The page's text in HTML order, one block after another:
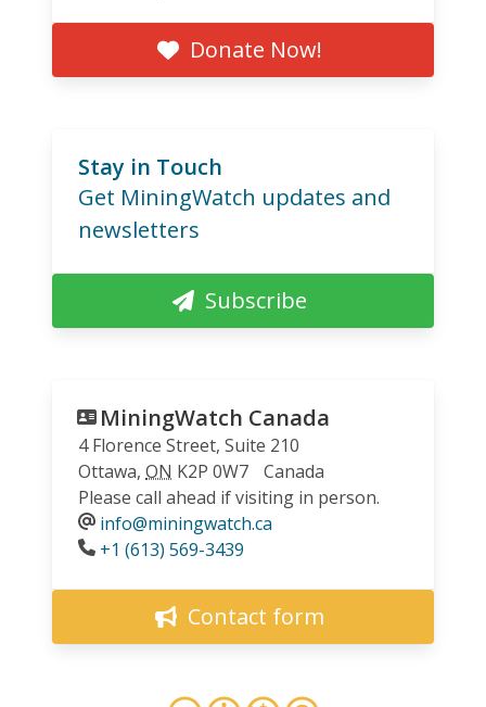
Donate Now!
Stay in Touch
Get MiningWatch updates and
newsletters
Subscribe
MiningWatch Canada
4 Florence Street, Suite 210
Ottawa, ON K2P 0W7
Canada
Please call ahead if visiting in person.
info@miningwatch.ca
Phone
+1 (613) 569-3439
Contact form